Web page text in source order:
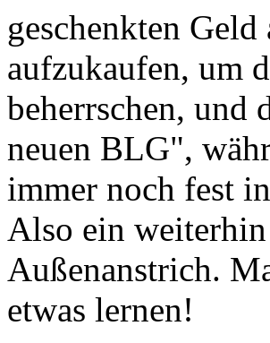
geschenkten
aufzukaufen, um
beherrschen, und
neuen BLG",
immer noch fest
Also ein
Außenanstrich.
etwas lernen!